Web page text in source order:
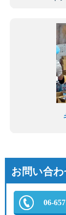
お問い合わ
06-